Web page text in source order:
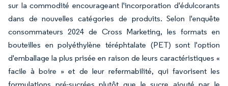
sur la commodité encourageant l'incorporation d'édulcorants
dans de nouvelles catégories de produits. Selon l'enquête
consommateurs 2024 de Cross Marketing, les formats en
bouteilles en polyéthylène téréphtalate (PET) sont l'option
d'emballage la plus prisée en raison de leurs caractéristiques «
facile à boire » et de leur refermabilité, qui favorisent les